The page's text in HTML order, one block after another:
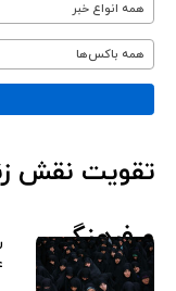
تقویت نقش
و فرهنگی
همه انواع خبر
همه باکس‌ها